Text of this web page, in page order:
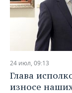
24 июл, 09:13
Глава
износе